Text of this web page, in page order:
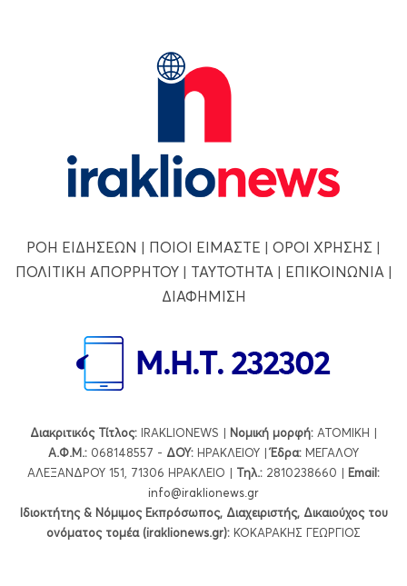
ΡΟΗ ΕΙΔΗΣΕΩΝ | ΠΟΙΟΙ ΕΙΜΑΣΤΕ | ΟΡΟΙ ΧΡΗΣΗΣ |
ΠΟΛΙΤΙΚΗ ΑΠΟΡΡΗΤΟΥ| ΤΑΥΤΟΤΗΤΑ | ΕΠΙΚΟΙΝΩΝΙΑ |
ΔΙΑΦΗΜΙΣΗ
Διακριτικός Τίτλος: IRAKLIONEWS | Νομική μορφή: ΑΤΟΜΙΚΗ |
Α.Φ.Μ.: 068148557 - ΔΟΥ: ΗΡΑΚΛΕΙΟΥ |Έδρα: ΜΕΓΑΛΟΥ
ΑΛΕΞΑΝΔΡΟΥ 151, 71306 ΗΡΑΚΛΕΙΟ | Τηλ.: 2810238660 | Εmail:
info@iraklionews.gr
Ιδιοκτήτης & Νόμιμος Εκπρόσωπος, Διαχειριστής, Δικαιούχος του
ονόματος τομέα (iraklionews.gr): ΚΟΚΑΡΑΚΗΣ ΓΕΩΡΓΙΟΣ